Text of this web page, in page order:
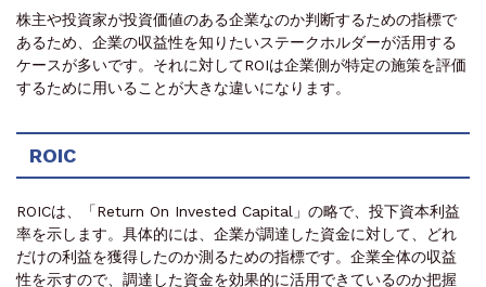
株主や投資家が投資価値のある企業なのか判断するための指標で
あるため、企業の収益性を知りたいステークホルダーが活用する
ケースが多いです。それに対してROIは企業側が特定の施策を評価
するために用いることが大きな違いになります。
ROIC
ROICは、「Return On Invested Capital」の略で、投下資本利益
率を示します。具体的には、企業が調達した資金に対して、どれ
だけの利益を獲得したのか測るための指標です。企業全体の収益
性を示すので、調達した資金を効果的に活用できているのか把握